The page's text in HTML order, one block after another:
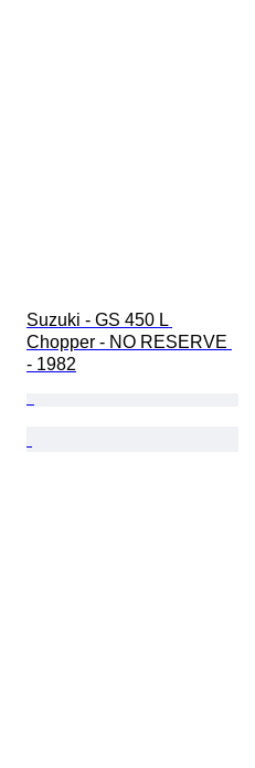
Suzuki - GS 450 L
Chopper - NO RESERVE
- 1982